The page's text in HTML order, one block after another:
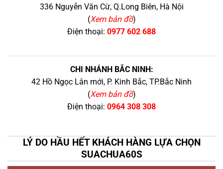
336 Nguyễn Văn Cừ, Q.Long Biên, Hà Nội
(Xem bản đồ)
Điện thoại: 0977 602 688
CHI NHÁNH BẮC NINH:
42 Hồ Ngọc Lân mới, P. Kinh Bắc, TP.Bắc Ninh
(Xem bản đồ)
Điện thoại: 0964 308 308
LÝ DO HẦU HẾT KHÁCH HÀNG LỰA CHỌN
SUACHUA60S